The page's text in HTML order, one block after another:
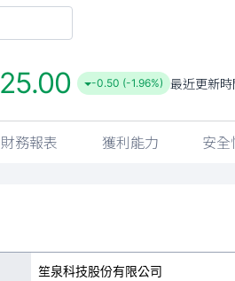
25.00 -0.50 (-1.96%) 最近更新時
財務報表 獲利能力 安全
笙泉科技股份有限公司